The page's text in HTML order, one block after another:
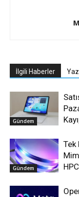
İlgili Haberler
Gündem
Gündem
Tek